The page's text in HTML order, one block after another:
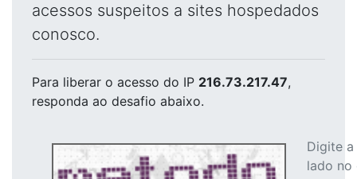
acessos suspeitos a sites hospedados
conosco.
Para liberar o acesso do IP 216.73.217.47,
responda ao desafio abaixo.
Digite
lado no